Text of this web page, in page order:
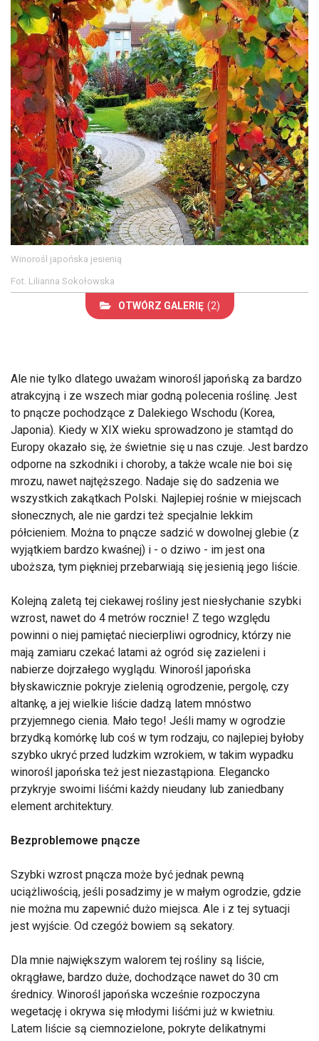
Winorośl japońska jesienią
Fot. Lilianna Sokołowska
OTWÓRZ GALERIĘ (2)
Ale nie tylko dlatego uważam winorośl japońską za bardzo
atrakcyjną i ze wszech miar godną polecenia roślinę. Jest
to pnącze pochodzące z Dalekiego Wschodu (Korea,
Japonia). Kiedy w XIX wieku sprowadzono je stamtąd do
Europy okazało się, że świetnie się u nas czuje. Jest bardzo
odporne na szkodniki i choroby, a także wcale nie boi się
mrozu, nawet najtęższego. Nadaje się do sadzenia we
wszystkich zakątkach Polski. Najlepiej rośnie w miejscach
słonecznych, ale nie gardzi też specjalnie lekkim
półcieniem. Można to pnącze sadzić w dowolnej glebie (z
wyjątkiem bardzo kwaśnej) i - o dziwo - im jest ona
uboższa, tym piękniej przebarwiają się jesienią jego liście.
Kolejną zaletą tej ciekawej rośliny jest niesłychanie szybki
wzrost, nawet do 4 metrów rocznie! Z tego względu
powinni o niej pamiętać niecierpliwi ogrodnicy, którzy nie
mają zamiaru czekać latami aż ogród się zazieleni i
nabierze dojrzałego wyglądu. Winorośl japońska
błyskawicznie pokryje zielenią ogrodzenie, pergolę, czy
altankę, a jej wielkie liście dadzą latem mnóstwo
przyjemnego cienia. Mało tego! Jeśli mamy w ogrodzie
brzydką komórkę lub coś w tym rodzaju, co najlepiej byłoby
szybko ukryć przed ludzkim wzrokiem, w takim wypadku
winorośl japońska też jest niezastąpiona. Elegancko
przykryje swoimi liśćmi każdy nieudany lub zaniedbany
element architektury.
Bezproblemowe pnącze
Szybki wzrost pnącza może być jednak pewną
uciążliwością, jeśli posadzimy je w małym ogrodzie, gdzie
nie można mu zapewnić dużo miejsca. Ale i z tej sytuacji
jest wyjście. Od czegóż bowiem są sekatory.
Dla mnie największym walorem tej rośliny są liście,
okrągławe, bardzo duże, dochodzące nawet do 30 cm
średnicy. Winorośl japońska wcześnie rozpoczyna
wegetację i okrywa się młodymi liśćmi już w kwietniu.
Latem liście są ciemnozielone, pokryte delikatnymi